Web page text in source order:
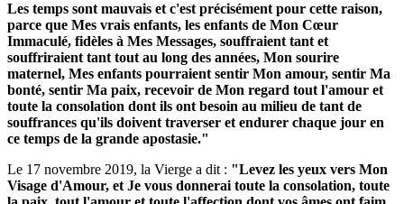
Les temps sont mauvais et c'est précisément pour cette raison,
parce que Mes vrais enfants, les enfants de Mon Cœur
Immaculé, fidèles à Mes Messages, souffraient tant et
souffriraient tant tout au long des années, Mon sourire
maternel, Mes enfants pourraient sentir Mon amour, sentir Ma
bonté, sentir Ma paix, recevoir de Mon regard tout l'amour et
toute la consolation dont ils ont besoin au milieu de tant de
souffrances qu'ils doivent traverser et endurer chaque jour en
ce temps de la grande apostasie."
Le 17 novembre 2019, la Vierge a dit : "Levez les yeux vers Mon
Visage d'Amour, et Je vous donnerai toute la consolation, toute